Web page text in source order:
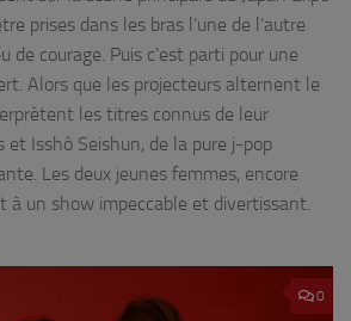
prises dans les bras l’une de l’autre
de courage. Puis c’est parti pour une
Alors que les projecteurs alternent le
les titres connus de leur
et Isshô Seishun, de la pure j-pop
Les deux jeunes femmes, encore
à un show impeccable et divertissant.
0